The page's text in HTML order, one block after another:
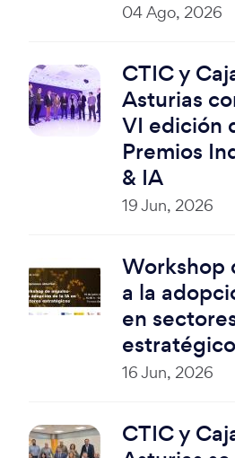
04 Ago, 2026
CTIC y
Asturias
VI edición
Premios
& IA
19 Jun, 2026
Workshop
a la
en
16 Jun, 2026
CTIC y